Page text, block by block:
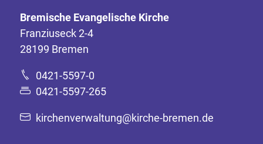
Bremische Evangelische Kirche
Franziuseck 2-4
28199 Bremen
0421-5597-0
0421-5597-265
kirchenverwaltung@kirche-bremen.de